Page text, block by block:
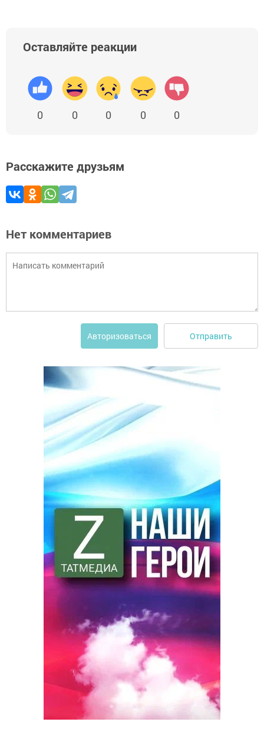
Оставляйте реакции
0 0 0 0 0
Расскажите друзьям
Нет комментариев
Авторизоваться Отправить